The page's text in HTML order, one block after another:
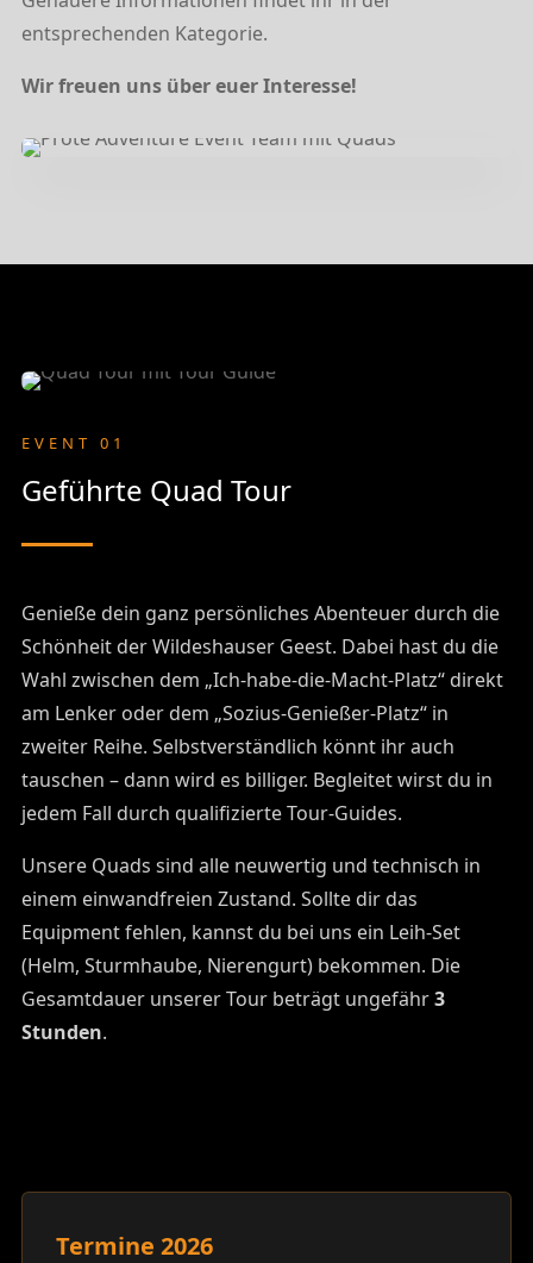
entsprechenden Kategorie.
Wir freuen uns über euer Interesse!
EVENT 01
Geführte Quad Tour
Genieße dein ganz persönliches Abenteuer durch die
Schönheit der Wildeshauser Geest. Dabei hast du die
Wahl zwischen dem „Ich-habe-die-Macht-Platz“ direkt
am Lenker oder dem „Sozius-Genießer-Platz“ in
zweiter Reihe. Selbstverständlich könnt ihr auch
tauschen – dann wird es billiger. Begleitet wirst du in
jedem Fall durch qualifizierte Tour-Guides.
Unsere Quads sind alle neuwertig und technisch in
einem einwandfreien Zustand. Sollte dir das
Equipment fehlen, kannst du bei uns ein Leih-Set
(Helm, Sturmhaube, Nierengurt) bekommen. Die
Gesamtdauer unserer Tour beträgt ungefähr3
Stunden.
Termine 2026